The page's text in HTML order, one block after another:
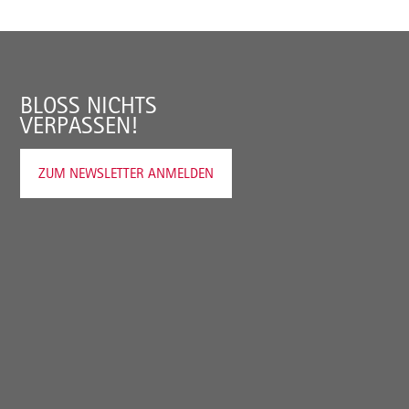
BLOSS NICHTS V
ERPASSEN!
ZUM NEWSLETTER ANMELDEN